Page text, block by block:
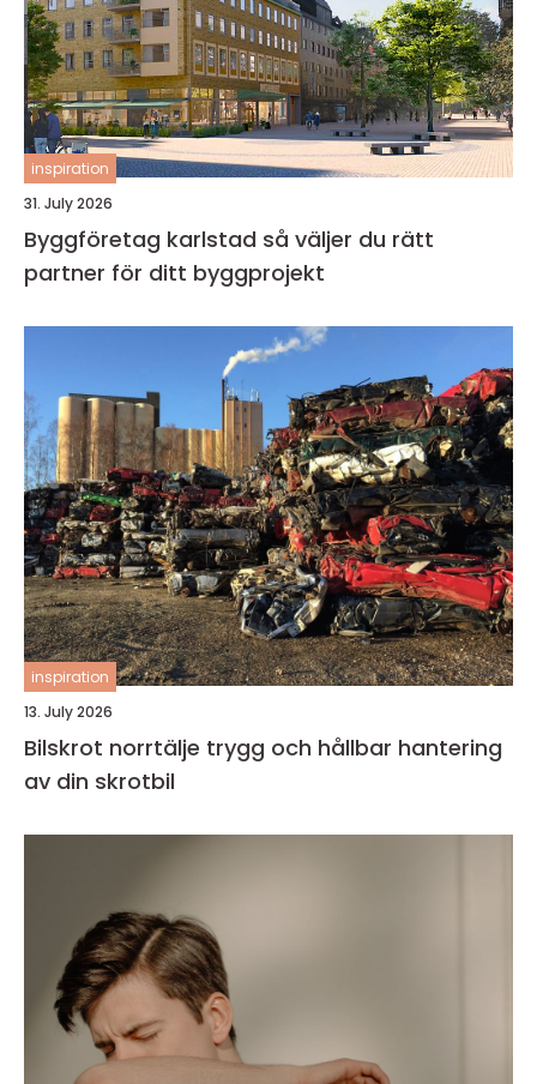
inspiration
31. July 2026
Byggföretag karlstad så väljer du rätt
partner för ditt byggprojekt
inspiration
13. July 2026
Bilskrot norrtälje trygg och hållbar hantering
av din skrotbil